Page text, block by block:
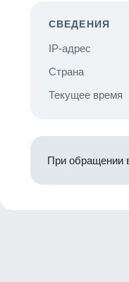
СВЕДЕНИЯ
IP-адрес
Страна
Текущее время
При обращении